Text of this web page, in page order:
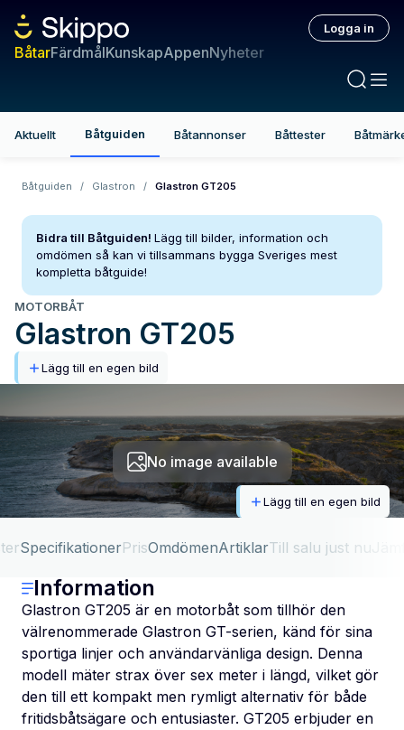
BåtarFärdmålKunskapAppenNyheter
Logga in
Aktuellt Båtguiden Båtannonser Båttester
Båtguiden / Glastron / Glastron GT205
Bidra till Båtguiden! Lägg till bilder, information och
omdömen så kan vi tillsammans bygga Sveriges mest
kompletta båtguide!
MOTORBÅT
Glastron GT205
Lägg till en egen bild
No image available
Lägg till en egen bild
SpecifikationerPrisOmdömenArtiklarTill salu just nu
Information
Glastron GT205 är en motorbåt som tillhör den
välrenommerade Glastron GT-serien, känd för sina
sportiga linjer och användarvänliga design. Denna
modell mäter strax över sex meter i längd, vilket gör
den till ett kompakt men rymligt alternativ för både
fritidsbåtsägare och entusiaster. GT205 erbjuder en